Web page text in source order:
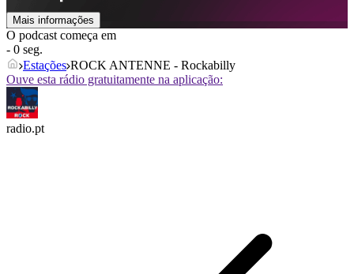
Mais informações
O podcast começa em
- 0 seg.
Estações ROCK ANTENNE - Rockabilly
Ouve esta rádio gratuitamente na aplicação:
radio.pt